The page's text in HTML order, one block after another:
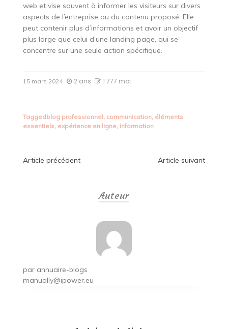
web et vise souvent à informer les visiteurs sur divers
aspects de l’entreprise ou du contenu proposé. Elle
peut contenir plus d’informations et avoir un objectif
plus large que celui d’une landing page, qui se
concentre sur une seule action spécifique.
15 mars 2024 2 ans 1 777 mot
Taggedblog professionnel, communication, éléments
essentiels, expérience en ligne, information
Navigation
Article précédent Article suivant
Auteur
par annuaire-blogs
manually@ipower.eu